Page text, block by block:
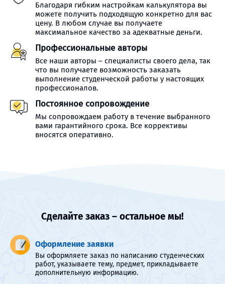
Благодаря гибким настройкам калькулятора вы
можете получить подходящую конкретно для вас
цену. В любом случае вы получаете
максимальное качество за адекватные деньги.
Профессиональные авторы
Все наши авторы – специалисты своего дела, так
что вы получаете возможность заказать
выполнение студенческой работы у настоящих
профессионалов.
Постоянное сопровождение
Мы сопровождаем работу в течение выбранного
вами гарантийного срока. Все коррективы
вносятся оперативно.
Сделайте заказ – остальное мы!
Оформление заявки
Вы оформляете заказ по написанию студенческих
работ, указываете тему, предмет, прикладываете
дополнительную информацию.